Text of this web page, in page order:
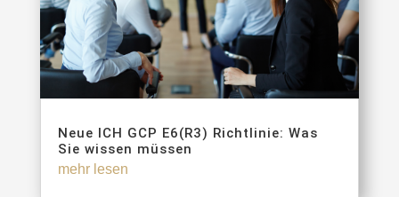
Neue ICH GCP E6(R3) Richtlinie: Was
Sie wissen müssen
mehr lesen